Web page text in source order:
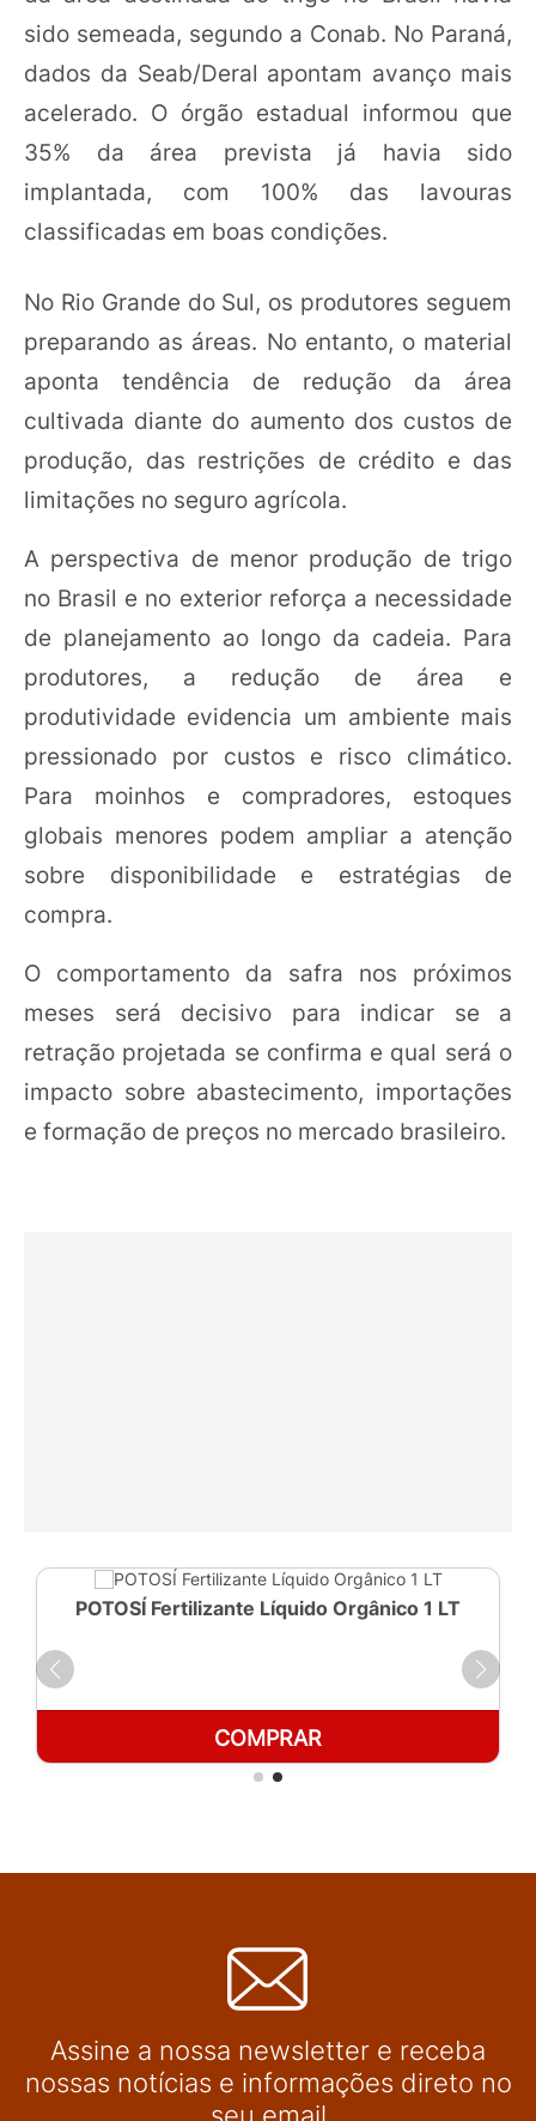
sido semeada, segundo a Conab. No Paraná,
dados da Seab/Deral apontam avanço mais
acelerado. O órgão estadual informou que
35% da área prevista já havia sido
implantada, com 100% das lavouras
classificadas em boas condições.
No Rio Grande do Sul, os produtores seguem
preparando as áreas. No entanto, o material
aponta tendência de redução da área
cultivada diante do aumento dos custos de
produção, das restrições de crédito e das
limitações no seguro agrícola.
A perspectiva de menor produção de trigo
no Brasil e no exterior reforça a necessidade
de planejamento ao longo da cadeia. Para
produtores, a redução de área e
produtividade evidencia um ambiente mais
pressionado por custos e risco climático.
Para moinhos e compradores, estoques
globais menores podem ampliar a atenção
sobre disponibilidade e estratégias de
compra.
O comportamento da safra nos próximos
meses será decisivo para indicar se a
retração projetada se confirma e qual será o
impacto sobre abastecimento, importações
e formação de preços no mercado brasileiro.
POTOSÍ Fertilizante Líquido Orgânico 1 LT
COMPRAR
Assine a nossa newsletter e receba
nossas notícias e informações direto no
seu email